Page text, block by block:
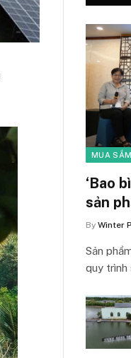
MUA
‘Bao
sản
By Winter
Sản
quy trình